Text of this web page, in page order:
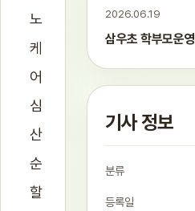
노
케
어
심
산
순
할
2026.06.19
삼우초 학부모운
기사 정보
분류
등록일